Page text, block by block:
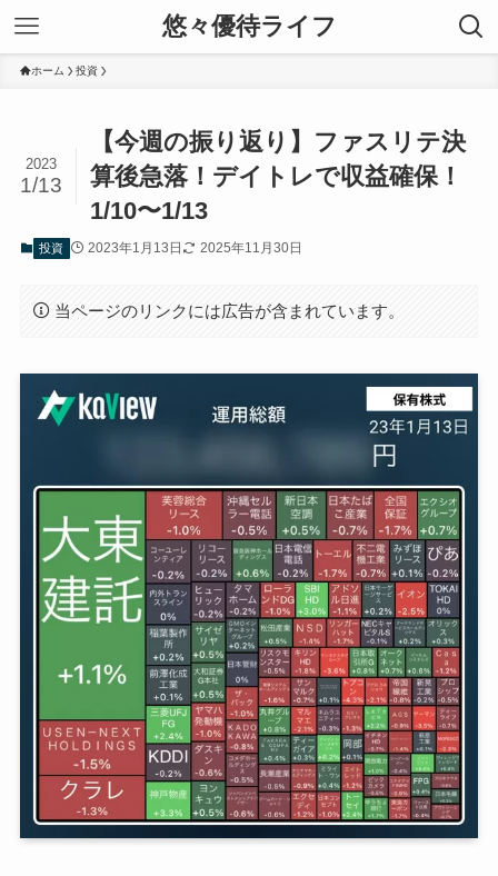
悠々優待ライフ
ホーム 投資
【今週の振り返り】ファスリテ決
算後急落！デイトレで収益確保！
1/10〜1/13
2023
1/13
投資 2023年1月13日 2025年11月30日
当ページのリンクには広告が含まれています。